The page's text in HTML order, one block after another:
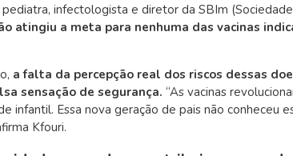
infectologista e diretor da SBIm
atingiu a meta para nenhuma das vacinas
a falta da percepção real dos riscos dessas
sensação de segurança. “As vacinas
infantil. Essa nova geração de pais não conheceu
Kfouri.